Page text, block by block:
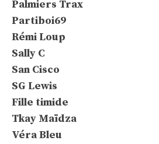
Palmiers Trax
Partiboi69
Rémi Loup
Sally C
San Cisco
SG Lewis
Fille timide
Tkay Maïdza
Véra Bleu